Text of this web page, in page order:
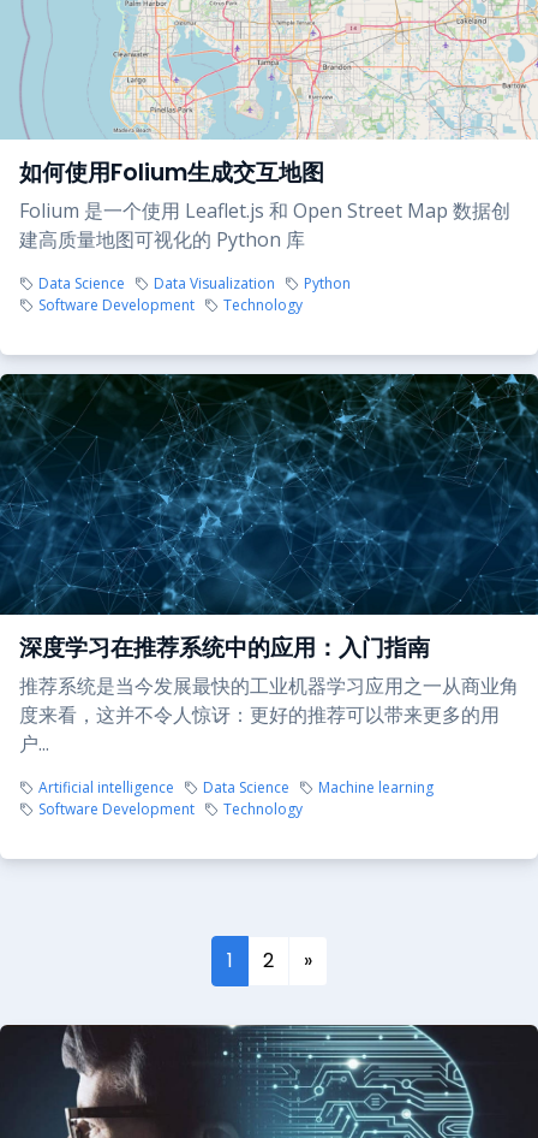
如何使用Folium生成交互地图
Folium 是一个使用 Leaflet.js 和 Open Street Map 数据创
建高质量地图可视化的 Python 库
Data Science Data Visualization
Python
Software Development
Technology
深度学习在推荐系统中的应用：入门指南
推荐系统是当今发展最快的工业机器学习应用之一从商业角
度来看，这并不令人惊讶：更好的推荐可以带来更多的用
户...
Artificial intelligence Data Science
Machine learning
Software Development
Technology
1 2 »